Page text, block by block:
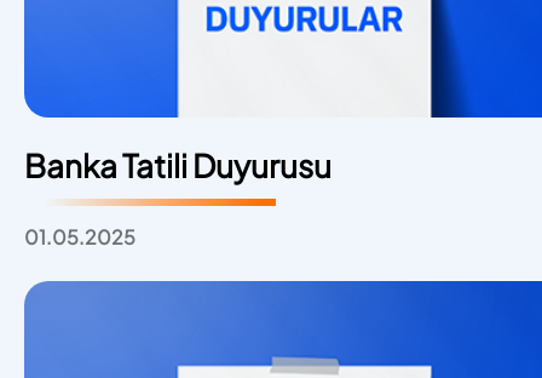
Banka Tatili Duyurusu
01.05.2025